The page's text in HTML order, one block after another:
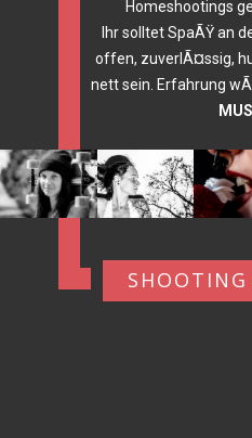
Homeshootings
Ihr solltet SpaÃŸ an
offen, zuverlÃ¤ssig,
nett sein. Erfahrung
SHOOTING